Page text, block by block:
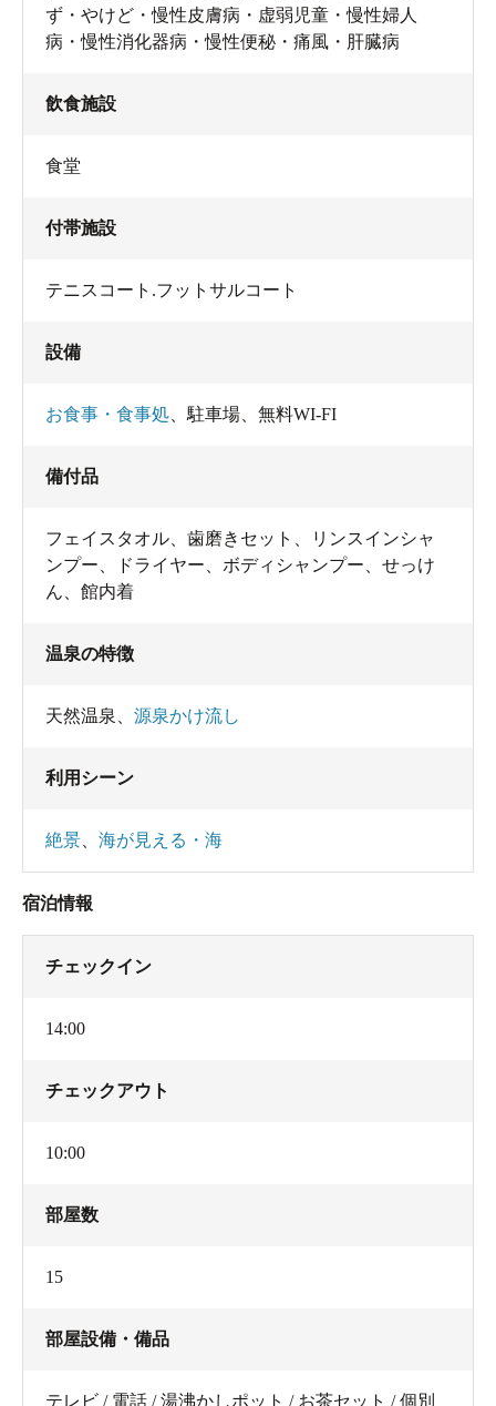
ず・やけど・慢性皮膚病・虚弱児童・慢性婦人
病・慢性消化器病・慢性便秘・痛風・肝臓病
飲食施設
食堂
付帯施設
テニスコート.フットサルコート
設備
お食事・食事処 駐車場 無料WI-FI
備付品
フェイスタオル 歯磨きセット
リンスインシャ
ンプー
ドライヤー ボディシャンプー
せっけ
ん
館内着
温泉の特徴
天然温泉 源泉かけ流し
利用シーン
絶景 海が見える・海
宿泊情報
チェックイン
14:00
チェックアウト
10:00
部屋数
15
部屋設備・備品
テレビ / 電話 / 湯沸かしポット / お茶セット / 個別